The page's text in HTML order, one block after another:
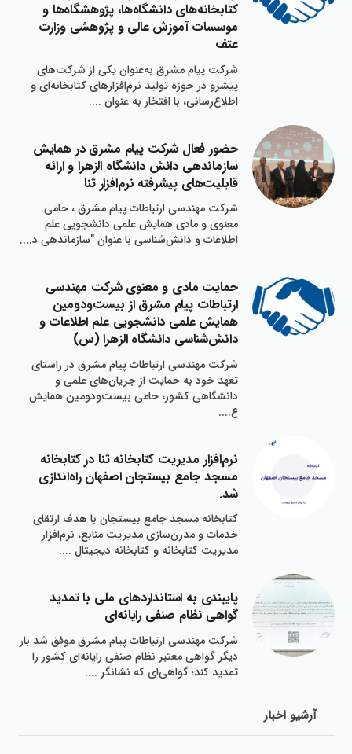
كتابخانه‌هاي دانشگاه‌ها، پژوهشگاه‌ها و
موسسات آموزش عالي و پژوهشي وزارت
عتف
شركت پيام مشرق به‌عنوان يكي از شركت‌هاي
پيشرو در حوزه توليد نرم‌افزارهاي كتابخانه‌اي و
اطلاع‌رساني، با افتخار به عنوان ....
حضور فعال شركت پيام مشرق در همايش
سازماندهي دانش دانشگاه الزهرا و ارائه
قابليت‌هاي پيشرفته نرم‌افزار ثنا
شركت مهندسي ارتباطات پيام مشرق ، حامي
معنوي و مادي همايش علمي دانشجويي علم
اطلاعات و دانش‌شناسي با عنوان "سازماندهي د....
حمايت مادي و معنوي شركت مهندسي
ارتباطات پيام مشرق از بيست‌ودومين
همايش علمي دانشجويي علم اطلاعات و
دانش‌شناسي دانشگاه الزهرا (س)
شركت مهندسي ارتباطات پيام مشرق در راستاي
تعهد خود به حمايت از جريان‌هاي علمي و
دانشگاهي كشور، حامي بيست‌ودومين همايش
ع....
نرم‌افزار مديريت كتابخانه ثنا در كتابخانه
مسجد جامع بيستجان اصفهان راه‌اندازي
شد.
كتابخانه مسجد جامع بيستجان با هدف ارتقاي
خدمات و مدرن‌سازي مديريت منابع، نرم‌افزار
مديريت كتابخانه و كتابخانه ديجيتال ....
پايبندي به استانداردهاي ملي با تمديد
گواهي نظام صنفي رايانه‌اي
شركت مهندسي ارتباطات پيام مشرق موفق شد بار
ديگر گواهي معتبر نظام صنفي رايانه‌اي كشور را
تمديد كند؛ گواهي‌اي كه نشانگر ....
آرشيو اخبار‌